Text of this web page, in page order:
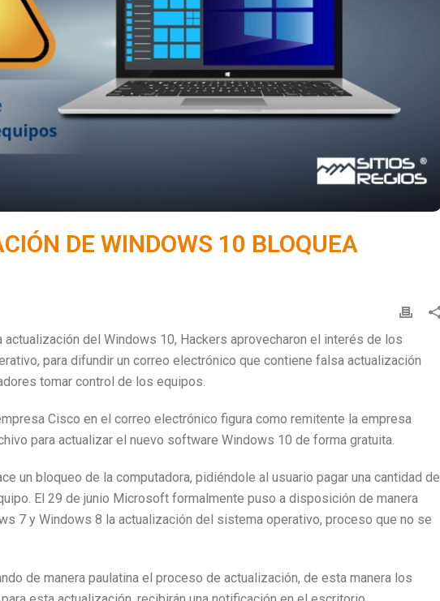
DE WINDOWS 10 BLOQUEA
del Windows 10, Hackers aprovecharon el interés de los
para difundir un correo electrónico que contiene falsa actualización
tomar control de los equipos.
Cisco en el correo electrónico figura como remitente la empresa
para actualizar el nuevo software Windows 10 de forma gratuita.
un bloqueo de la computadora, pidiéndole al usuario pagar una cantidad de
El 29 de junio Microsoft formalmente puso a disposición de manera
7 y Windows 8 la actualización del sistema operativo, proceso que no se
de manera paulatina el proceso de actualización, de esta manera los